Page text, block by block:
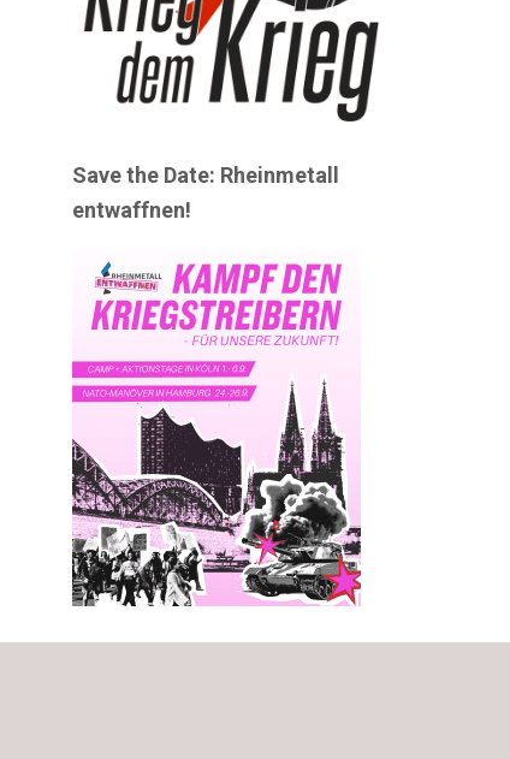
Save the Date: Rheinmetall
entwaffnen!